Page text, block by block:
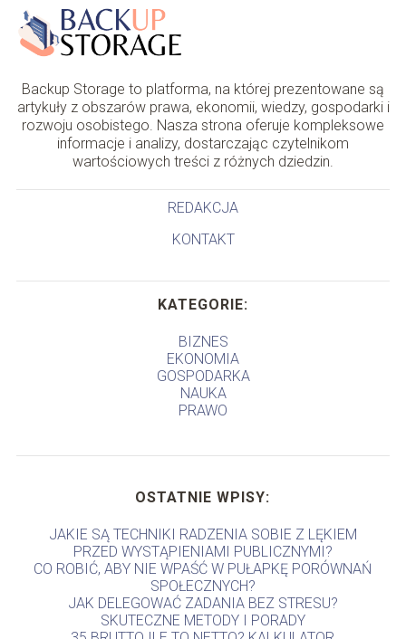
Backup Storage to platforma, na której prezentowane są
artykuły z obszarów prawa, ekonomii, wiedzy, gospodarki i
rozwoju osobistego. Nasza strona oferuje kompleksowe
informacje i analizy, dostarczając czytelnikom
wartościowych treści z różnych dziedzin.
REDAKCJA
KONTAKT
KATEGORIE:
BIZNES
EKONOMIA
GOSPODARKA
NAUKA
PRAWO
OSTATNIE WPISY:
JAKIE SĄ TECHNIKI RADZENIA SOBIE Z LĘKIEM
PRZED WYSTĄPIENIAMI PUBLICZNYMI?
CO ROBIĆ, ABY NIE WPAŚĆ W PUŁAPKĘ PORÓWNAŃ
SPOŁECZNYCH?
JAK DELEGOWAĆ ZADANIA BEZ STRESU?
SKUTECZNE METODY I PORADY